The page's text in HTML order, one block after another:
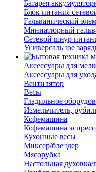
Батарея
Блок питания
Гальванический
Миниатюрный
Сетевой шнур
Универсальное
Аксессуары для
Аксессуары для
Вентилятор
Весы
Гладильное
Измельчитель,
Кофемашина
Кофемашина
Кухонные весы
Миксер/блендер
Мясорубка
Настольная духовка/